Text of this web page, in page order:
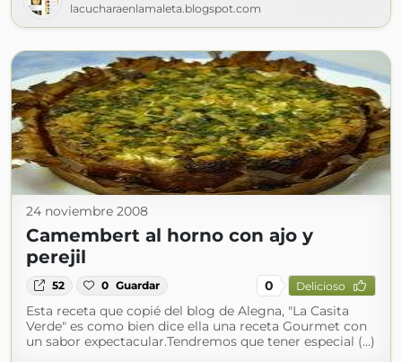
lacucharaenlamaleta.blogspot.com
24 noviembre 2008
Camembert al horno con ajo y
perejil
52 0 Guardar 0 Delicioso
Esta receta que copié del blog de Alegna, "La Casita
Verde" es como bien dice ella una receta Gourmet con
un sabor expectacular.Tendremos que tener especial (...)